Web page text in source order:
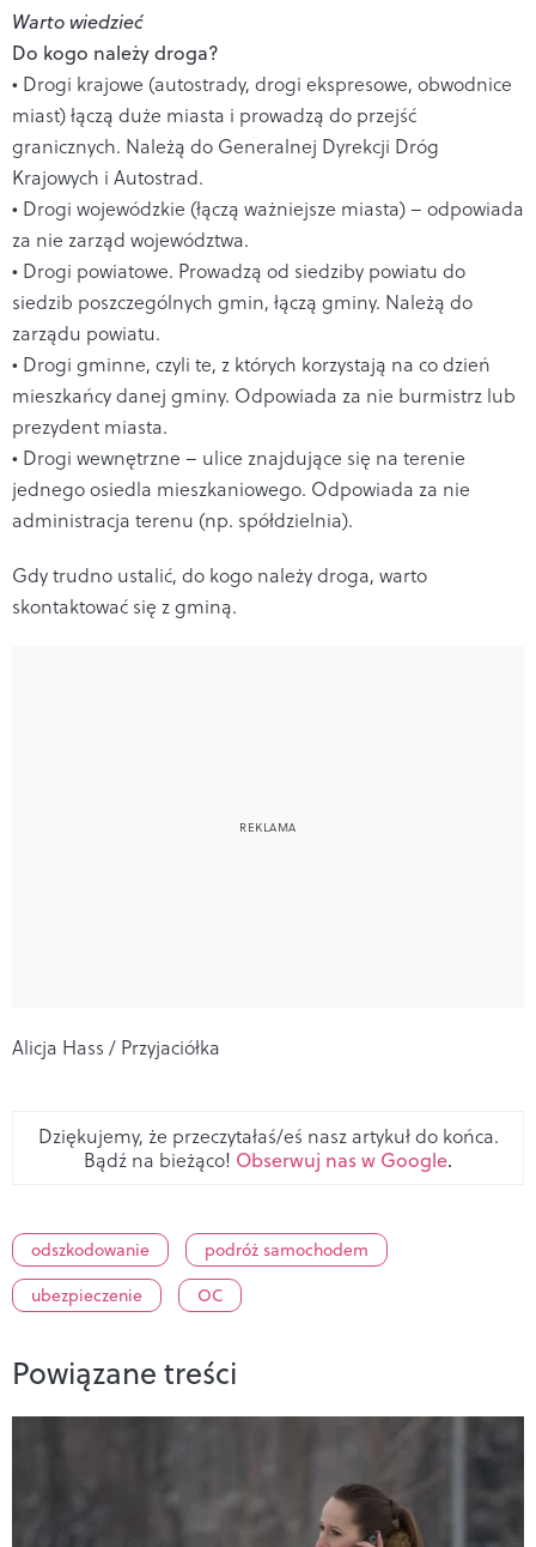
Warto wiedzieć
Do kogo należy droga?
• Drogi krajowe (autostrady, drogi ekspresowe, obwodnice
miast) łączą duże miasta i prowadzą do przejść
granicznych. Należą do Generalnej Dyrekcji Dróg
Krajowych i Autostrad.
• Drogi wojewódzkie (łączą ważniejsze miasta) – odpowiada
za nie zarząd województwa.
• Drogi powiatowe. Prowadzą od siedziby powiatu do
siedzib poszczególnych gmin, łączą gminy. Należą do
zarządu powiatu.
• Drogi gminne, czyli te, z których korzystają na co dzień
mieszkańcy danej gminy. Odpowiada za nie burmistrz lub
prezydent miasta.
• Drogi wewnętrzne – ulice znajdujące się na terenie
jednego osiedla mieszkaniowego. Odpowiada za nie
administracja terenu (np. spółdzielnia).
Gdy trudno ustalić, do kogo należy droga, warto
skontaktować się z gminą.
Alicja Hass / Przyjaciółka
Dziękujemy, że przeczytałaś/eś nasz artykuł do końca.
Bądź na bieżąco! Obserwuj nas w Google.
odszkodowanie
podróż samochodem
ubezpieczenie
OC
Powiązane treści